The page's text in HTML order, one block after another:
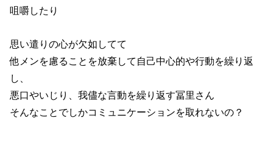
咀嚼したり
思い遣りの心が欠如してて
他メンを慮ることを放棄して自己中心的や行動を繰り返
し、
悪口やいじり、我儘な言動を繰り返す冨里さん
そんなことでしかコミュニケーションを取れないの？